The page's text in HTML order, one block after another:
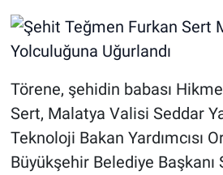
Törene, şehidin babası
Sert, Malatya Valisi Seddar
Teknoloji Bakan Yardımcısı
Büyükşehir Belediye Başkanı